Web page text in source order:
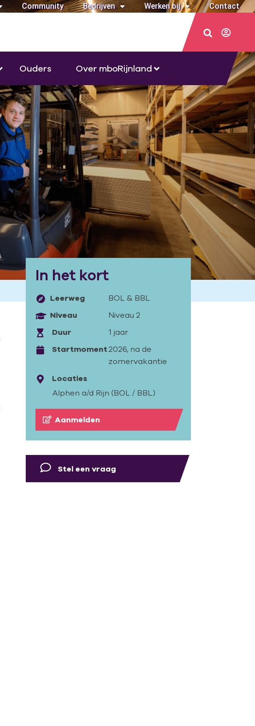
Community Bedrijven Werken bij Contact
Ouders Over mboRijnland
In het kort
Leerweg BOL & BBL
Niveau
Niveau 2
Duur
1 jaar
Startmoment2026, na de
zomervakantie
Locaties
Alphen a/d Rijn (BOL / BBL)
Aanmelden
Stel een vraag